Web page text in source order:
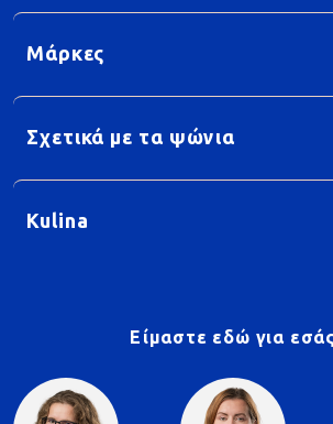
Μάρκες
Σχετικά με τα ψώνια
Kulina
Είμαστε εδώ για εσάς